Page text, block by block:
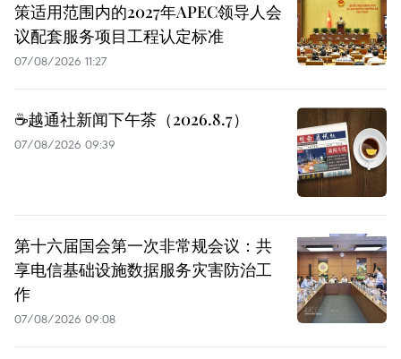
策适用范围内的2027年APEC领导人会
议配套服务项目工程认定标准
07/08/2026 11:27
☕️越通社新闻下午茶（2026.8.7）
07/08/2026 09:39
第十六届国会第一次非常规会议：共
享电信基础设施数据服务灾害防治工
作
07/08/2026 09:08